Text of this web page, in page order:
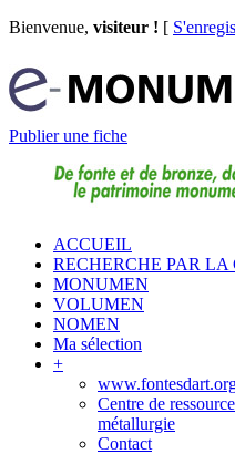
Bienvenue, visiteur ! [
Publier une fiche
ACCUEIL
RECHERCHE PAR LA
MONUMEN
VOLUMEN
NOMEN
Ma sélection
+
Centre de
métallurgie
Contact